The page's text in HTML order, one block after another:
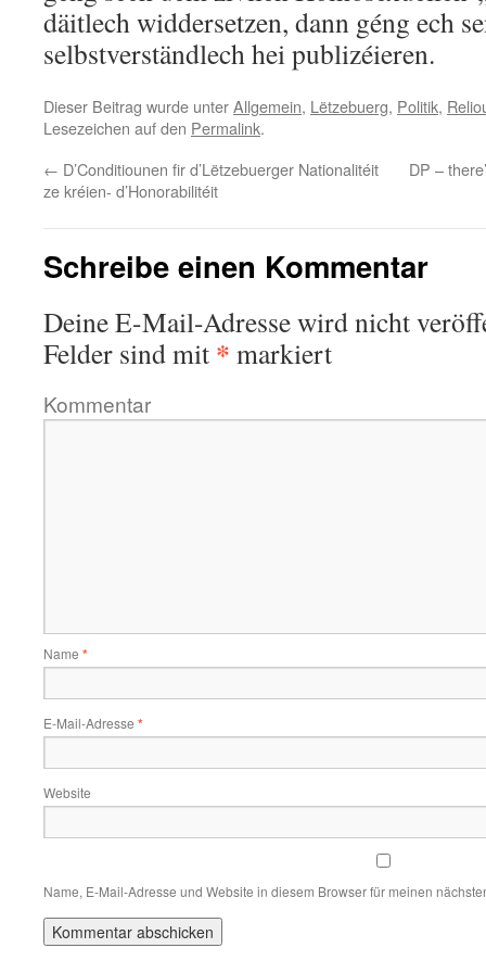
däitlech widdersetzen, dann géng ech
selbstverständlech hei publizéieren.
Dieser Beitrag wurde unterAllgemein, Lëtzebuerg, Politik,
Lesezeichen auf den Permalink.
← D’Conditiounen fir d’Lëtzebuerger Nationalitéit
ze kréien- d’Honorabilitéit
DP –
Schreibe einen Kommentar
Deine E-Mail-Adresse wird nicht
Felder sind mit * markiert
Kommentar
Name *
E-Mail-Adresse *
Website
Name, E-Mail-Adresse und Website in diesem Browser für meinen